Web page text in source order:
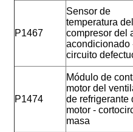
P1467
Sensor de
temperatura del
compresor del
acondicionado
circuito
P1474
Módulo de
motor del
de refrigerante
motor -
masa